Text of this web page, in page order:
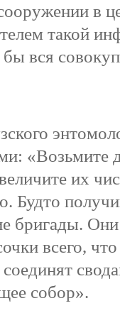
в
такой
вся
«Возьмите
их
Будто
бригады.
всего,
собор».